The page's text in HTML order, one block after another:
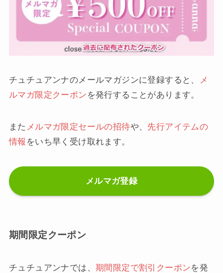
チュチュアンナのメールマガジンに登録すると、
メ
ルマガ限定クーポン を発行することがあります。
また メルマガ限定セールの招待や、 先行アイテムの
情報 をいち早く受け取れます。
メルマガ登録
期間限定クーポン
チュチュアンナでは、 期間限定で割引クーポンを発